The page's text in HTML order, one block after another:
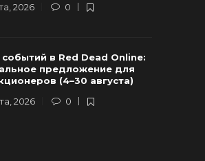
2026
0
в Red Dead Online:
предложение для
(4–30 августа)
2026
0